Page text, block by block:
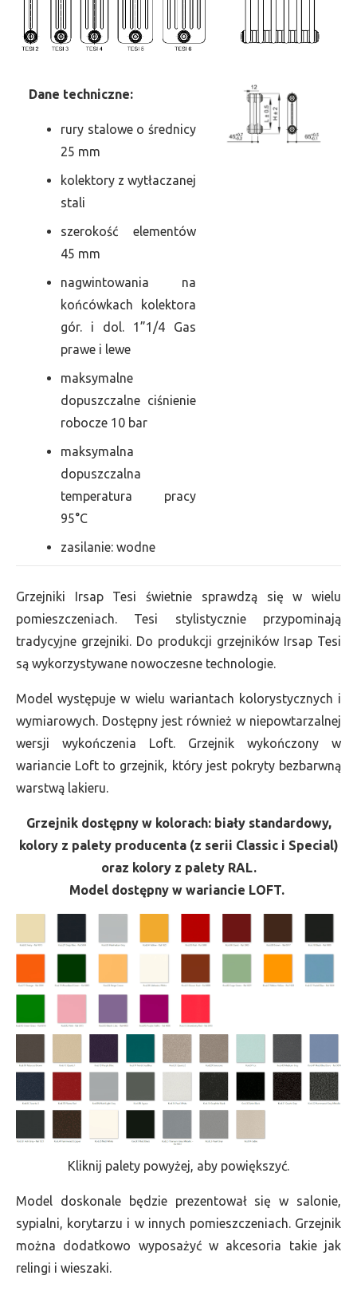
Dane techniczne:
rury stalowe o średnicy
25 mm
kolektory z wytłaczanej
stali
szerokość elementów
45 mm
nagwintowania na
końcówkach kolektora
gór. i dol. 1”1/4 Gas
prawe i lewe
maksymalne
dopuszczalne ciśnienie
robocze 10 bar
maksymalna
dopuszczalna
temperatura pracy
95°C
zasilanie: wodne
Grzejniki Irsap Tesi świetnie sprawdzą się w wielu
pomieszczeniach. Tesi stylistycznie przypominają
tradycyjne grzejniki. Do produkcji grzejników Irsap Tesi
są wykorzystywane nowoczesne technologie.
Model występuje w wielu wariantach kolorystycznych i
wymiarowych. Dostępny jest również w niepowtarzalnej
wersji wykończenia Loft. Grzejnik wykończony w
wariancie Loft to grzejnik, który jest pokryty bezbarwną
warstwą lakieru.
Grzejnik dostępny w kolorach: biały standardowy,
kolory z palety producenta (z serii Classic i Special)
oraz kolory z palety RAL.
Model dostępny w wariancie LOFT.
Kliknij palety powyżej, aby powiększyć.
Model doskonale będzie prezentował się w salonie,
sypialni, korytarzu i w innych pomieszczeniach. Grzejnik
można dodatkowo wyposażyć w akcesoria takie jak
relingi i wieszaki.